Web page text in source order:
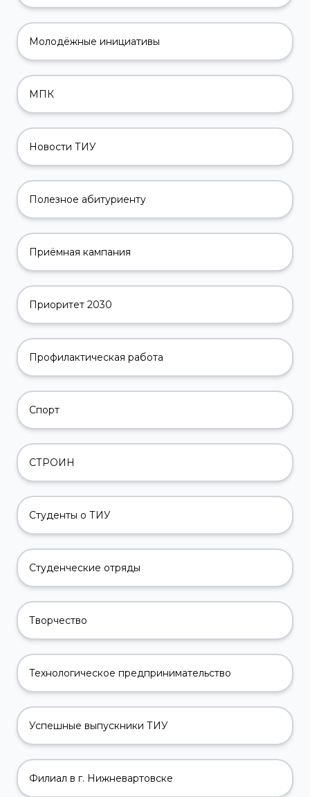
Молодёжные инициативы
МПК
Новости ТИУ
Полезное абитуриенту
Приёмная кампания
Приоритет 2030
Профилактическая работа
Спорт
СТРОИН
Студенты о ТИУ
Студенческие отряды
Творчество
Технологическое предпринимательство
Успешные выпускники ТИУ
Филиал в г. Нижневартовске